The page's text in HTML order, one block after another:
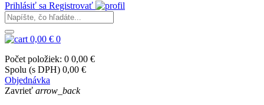
Prihlásiť sa Registrovať
0,00 € 0
Počet položiek: 0 0,00 €
Spolu (s DPH) 0,00 €
Objednávka
Zavrieť arrow_back